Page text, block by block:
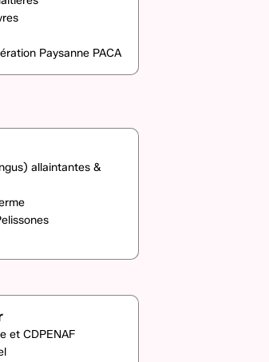
Paysanne PACA
allaintantes &
et CDPENAF